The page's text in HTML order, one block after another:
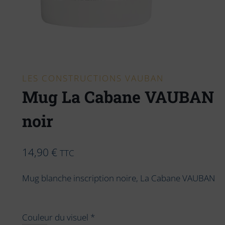
LES CONSTRUCTIONS VAUBAN
Mug La Cabane VAUBAN
noir
14,90 € TTC
Mug blanche inscription noire, La Cabane VAUBAN
Couleur du visuel *